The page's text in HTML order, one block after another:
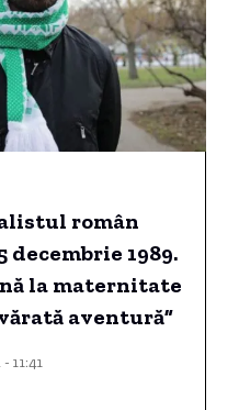
român
decembrie 1989.
la maternitate
aventură”
11:41